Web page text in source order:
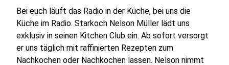
Bei euch läuft das Radio in der Küche, bei uns die
Küche im Radio. Starkoch Nelson Müller lädt uns
exklusiv in seinen Kitchen Club ein. Ab sofort versorgt
er uns täglich mit raffinierten Rezepten zum
Nachkochen oder Nachkochen lassen. Nelson nimmt